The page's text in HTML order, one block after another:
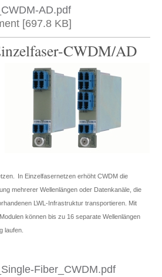
AD.pdf
[697.8 KB]
CWDM/AD
In Einzelfasernetzen erhöht CWDM die
mehrerer Wellenlängen oder Datenkanäle, die
LWL-Infrastruktur transportieren. Mit
können bis zu 16 separate Wellenlängen
laufen.
Fiber_CWDM.pdf